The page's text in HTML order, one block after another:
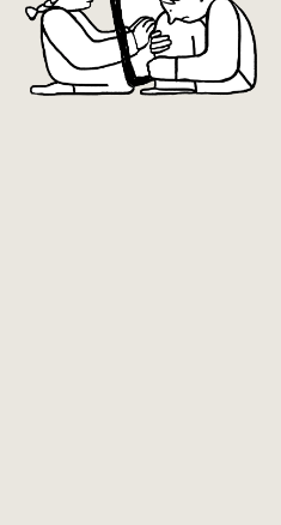
depressão e
agitação com
pensamentos